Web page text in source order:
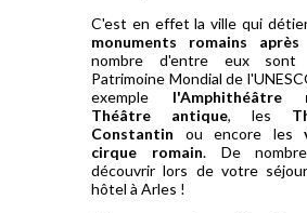
C'est en effet la ville qui
monuments romains après
nombre d'entre eux sont
Patrimoine Mondial de
exemple l'Amphithéâtre
Théâtre antique, les
Constantin ou encore les
cirque romain. De
découvrir lors de votre
hôtel à Arles !